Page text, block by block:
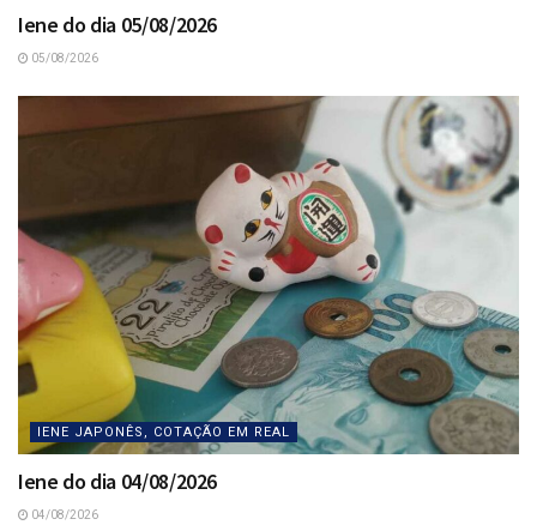
Iene do dia 05/08/2026
05/08/2026
IENE JAPONÊS, COTAÇÃO EM REAL
Iene do dia 04/08/2026
04/08/2026